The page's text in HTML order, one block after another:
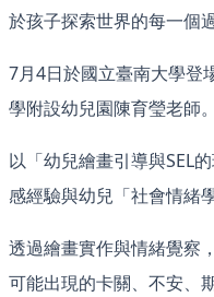
於孩子探索世界的每一個過
7月4日於國立臺南大學登
學附設幼兒園陳育瑩老師。
以「幼兒繪畫引導與SEL
感經驗與幼兒「社會情緒
透過繪畫實作與情緒覺察
可能出現的卡關、不安、